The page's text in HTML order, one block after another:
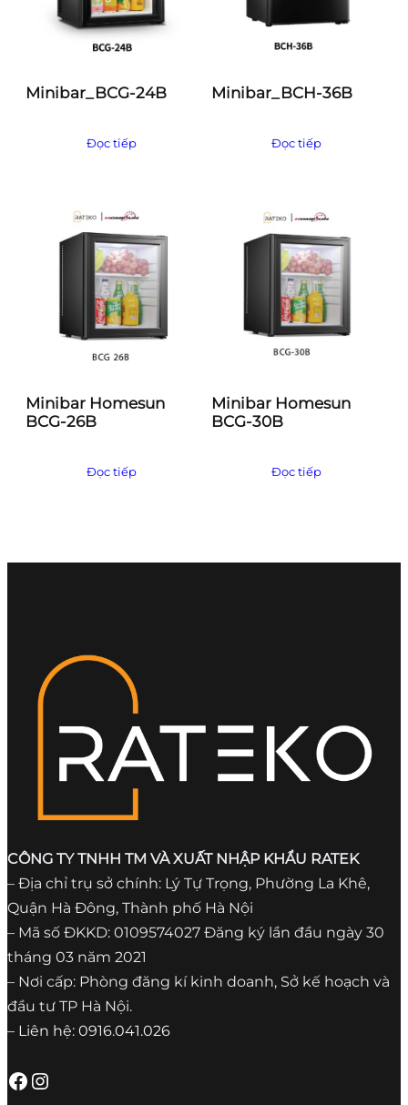
Minibar_BCG-24B
Đọc tiếp
Minibar_BCH-36B
Đọc tiếp
Minibar Homesun
BCG-26B
Đọc tiếp
Minibar Homesun
BCG-30B
Đọc tiếp
CÔNG TY TNHH TM VÀ XUẤT NHẬP KHẨU RATEK
– Địa chỉ trụ sở chính: Lý Tự Trọng, Phường La Khê,
Quận Hà Đông, Thành phố Hà Nội
– Mã số ĐKKD: 0109574027 Đăng ký lần đầu ngày 30
tháng 03 năm 2021
– Nơi cấp: Phòng đăng kí kinh doanh, Sở kế hoạch và
đầu tư TP Hà Nội.
– Liên hệ: 0916.041.026
Facebook Instagram